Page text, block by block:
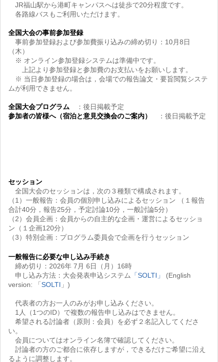
JR福山駅から港町キャンパスへは徒歩で20分程度です。
各路線バスもご利用いただけます。
全国大会の事前参加登録
事前参加登録および参加費振り込みの締め切り：10月8日
（木）
※ オンライン参加登録システムは準備中です。
上記より参加登録と参加費のお支払いをお願いします。
※ 当日参加登録の場合は，会場での報告論文・要旨閲覧システ
ムが利用できません。
全国大会プログラム ：後日掲載予定
参加者の皆様へ（宿泊と意見交換会のご案内）
：後日掲載予定
セッション
全国大会のセッションは，次の３種類で構成されます。
（1）一般報告：会員の個別申し込みによるセッション （１報告
合計40分，報告25分，予定討論10分，一般討論5分）
（2）会員企画：会員からの自主的な企画・運営によるセッショ
ン（１企画120分）
（3）特別企画：プログラム委員会で企画を行うセッション
一般報告に必要な申し込み手続き
締め切り：2026年 7月 6日（月）16時
申し込み方法：大会発表申込システム
「SOLTI」
(English
version: 「SOLTI 」)
代表者の方お一人のみがお申し込みください。
1人（1つのID）で複数の報告申し込みはできません。
希望される討論者（原則：会員）を必ず２名記入してくださ
い。
会員についてはオンライン名簿で確認してください。
討論者の方のご都合に依存しますが，できるだけご希望に沿え
るように調整します。